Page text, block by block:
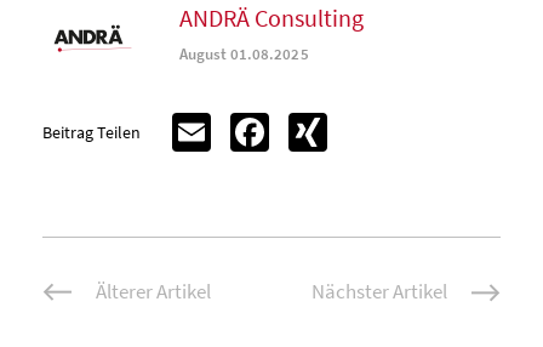
ANDRÄ Consulting
August 01.08.2025
Beitrag Teilen Email Facebook
Beitrags-Älterer Artikel Nächster Artikel